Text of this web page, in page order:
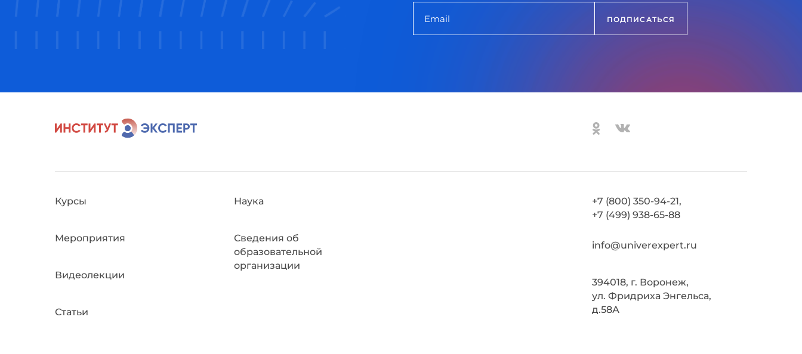
Курсы
Мероприятия
Видеолекции
Статьи
Наука
Сведения об
образовательной
организации
+7 (800) 350-94-21,
+7 (499) 938-65-88
info@univerexpert.ru
394018, г. Воронеж,
ул. Фридриха Энгельса,
д.58А